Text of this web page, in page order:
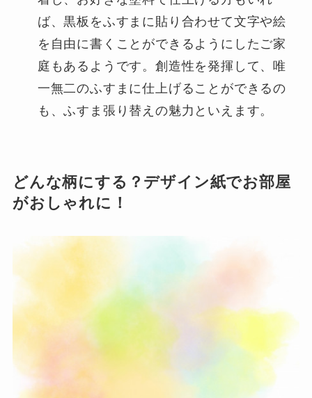
ば、黒板をふすまに貼り合わせて文字や絵
を自由に書くことができるようにしたご家
庭もあるようです。創造性を発揮して、唯
一無二のふすまに仕上げることができるの
も、ふすま張り替えの魅力といえます。
どんな柄にする？デザイン紙でお部屋
がおしゃれに！